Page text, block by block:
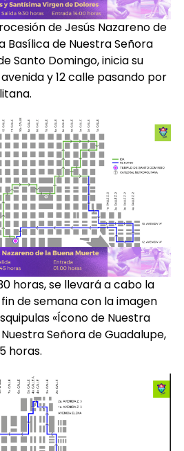
de Jesús Nazareno de
Basílica de Nuestra Señora
Santo Domingo, inicia su
y 12 calle pasando por
horas, se llevará a cabo la
de semana con la imagen
«Ícono de Nuestra
Señora de Guadalupe,
horas.